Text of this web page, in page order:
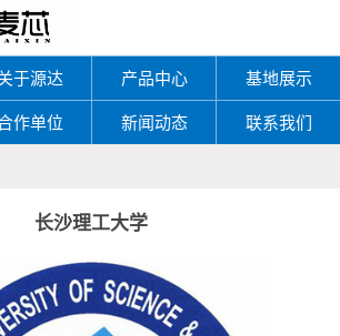
于源达 产品中心 基地展示
作单位 新闻动态 联系我们
长沙理工大学